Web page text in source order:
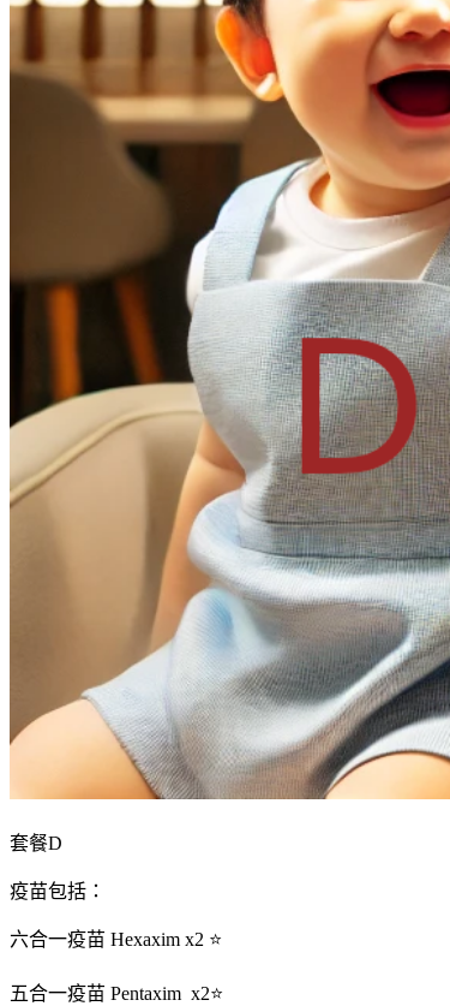
套餐D
疫苗包括：
六合一疫苗 Hexaxim x2 ⭐
五合一疫苗 Pentaxim x2⭐